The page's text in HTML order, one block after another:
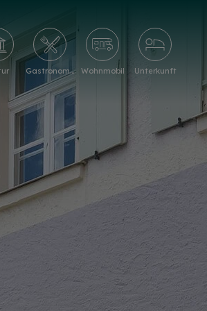
Gastronomie Wohnmobil Unterkunft